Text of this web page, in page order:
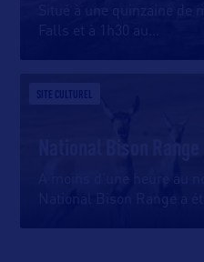
Situé à une quinzaine de
Falls et à 1h30 au
SITE CULTUREL
National Bison Range
A moins d’une heure au
National Bison Range a été